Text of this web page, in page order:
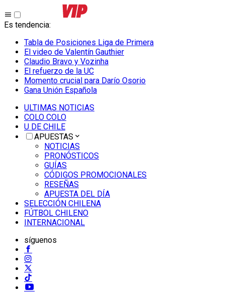
Es tendencia:
Tabla de Posiciones Liga de Primera
El video de Valentín Gauthier
Claudio Bravo y Vozinha
El refuerzo de la UC
Momento crucial para Darío Osorio
Gana Unión Española
ULTIMAS NOTICIAS
COLO COLO
U DE CHILE
APUESTAS
NOTICIAS
PRONÓSTICOS
GUÍAS
CÓDIGOS PROMOCIONALES
RESEÑAS
APUESTA DEL DÍA
SELECCIÓN CHILENA
FÚTBOL CHILENO
INTERNACIONAL
síguenos